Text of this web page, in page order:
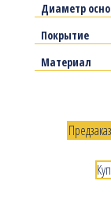
Диаметр
Покрытие
Материал
Предзаказ